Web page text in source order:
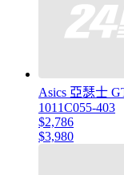
Asics 亞瑟士
1011C055-403
$2,786
$3,980